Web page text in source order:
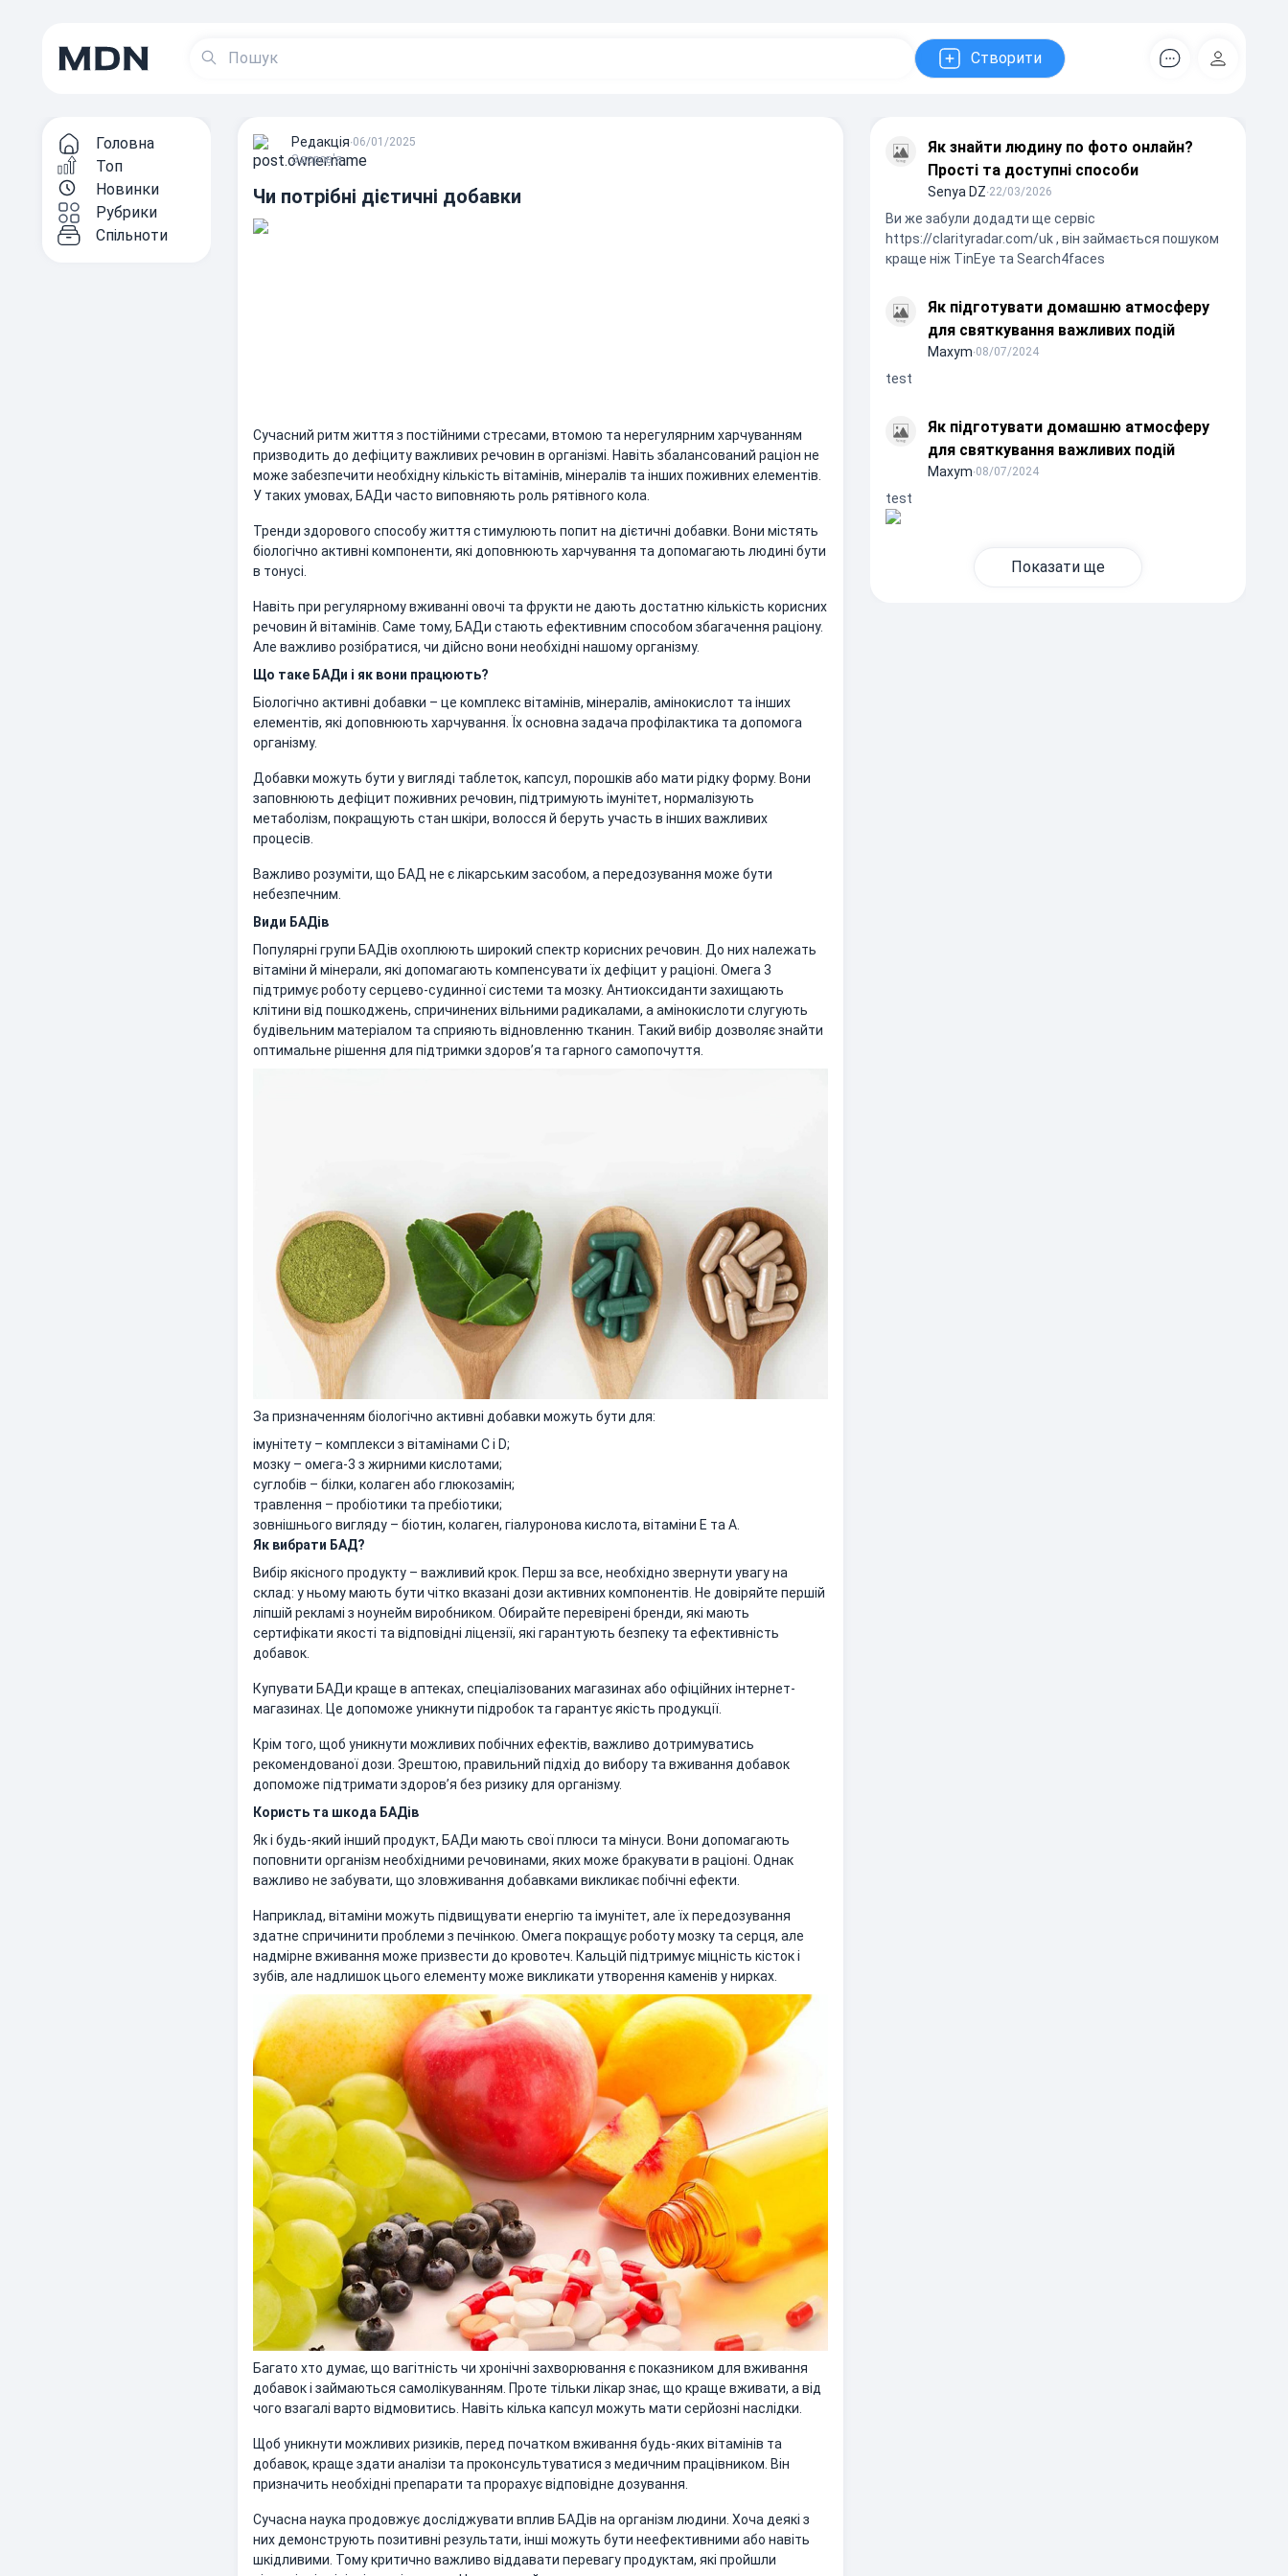
Створити
Коментарів
Головна
Топ
Новинки
Рубрики
Спільноти
Редакцiя∙06/01/2025
Здоров'я
Чи потрібні дієтичні добавки
Сучасний ритм життя з постійними стресами, втомою та нерегулярним харчуванням
призводить до дефіциту важливих речовин в організмі. Навіть збалансований раціон не
може забезпечити необхідну кількість вітамінів, мінералів та інших поживних елементів.
У таких умовах, БАДи часто виповняють роль рятівного кола.
Тренди здорового способу життя стимулюють попит на дієтичні добавки. Вони містять
біологічно активні компоненти, які доповнюють харчування та допомагають людині бути
в тонусі.
Навіть при регулярному вживанні овочі та фрукти не дають достатню кількість корисних
речовин й вітамінів. Саме тому, БАДи стають ефективним способом збагачення раціону.
Але важливо розібратися, чи дійсно вони необхідні нашому організму.
Що таке БАДи і як вони працюють?
Біологічно активні добавки – це комплекс вітамінів, мінералів, амінокислот та інших
елементів, які доповнюють харчування. Їх основна задача профілактика та допомога
організму.
Добавки можуть бути у вигляді таблеток, капсул, порошків або мати рідку форму. Вони
заповнюють дефіцит поживних речовин, підтримують імунітет, нормалізують
метаболізм, покращують стан шкіри, волосся й беруть участь в інших важливих
процесів.
Важливо розуміти, що БАД не є лікарським засобом, а передозування може бути
небезпечним.
Види БАДів
Популярні групи БАДів охоплюють широкий спектр корисних речовин. До них належать
вітаміни й мінерали, які допомагають компенсувати їх дефіцит у раціоні. Омега 3
підтримує роботу серцево-судинної системи та мозку. Антиоксиданти захищають
клітини від пошкоджень, спричинених вільними радикалами, а амінокислоти слугують
будівельним матеріалом та сприяють відновленню тканин. Такий вибір дозволяє знайти
оптимальне рішення для підтримки здоров’я та гарного самопочуття.
За призначенням біологічно активні добавки можуть бути для:
імунітету – комплекси з вітамінами C і D;
мозку – омега-3 з жирними кислотами;
суглобів – білки, колаген або глюкозамін;
травлення – пробіотики та пребіотики;
зовнішнього вигляду – біотин, колаген, гіалуронова кислота, вітаміни E та A.
Як вибрати БАД?
Вибір якісного продукту – важливий крок. Перш за все, необхідно звернути увагу на
склад: у ньому мають бути чітко вказані дози активних компонентів. Не довіряйте першій
ліпшій рекламі з ноунейм виробником. Обирайте перевірені бренди, які мають
сертифікати якості та відповідні ліцензії, які гарантують безпеку та ефективність
добавок.
Купувати БАДи краще в аптеках, спеціалізованих магазинах або офіційних інтернет-
магазинах. Це допоможе уникнути підробок та гарантує якість продукції.
Крім того, щоб уникнути можливих побічних ефектів, важливо дотримуватись
рекомендованої дози. Зрештою, правильний підхід до вибору та вживання добавок
допоможе підтримати здоров’я без ризику для організму.
Користь та шкода БАДів
Як і будь-який інший продукт, БАДи мають свої плюси та мінуси. Вони допомагають
поповнити організм необхідними речовинами, яких може бракувати в раціоні. Однак
важливо не забувати, що зловживання добавками викликає побічні ефекти.
Наприклад, вітаміни можуть підвищувати енергію та імунітет, але їх передозування
здатне спричинити проблеми з печінкою. Омега покращує роботу мозку та серця, але
надмірне вживання може призвести до кровотеч. Кальцій підтримує міцність кісток і
зубів, але надлишок цього елементу може викликати утворення каменів у нирках.
Багато хто думає, що вагітність чи хронічні захворювання є показником для вживання
добавок і займаються самолікуванням. Проте тільки лікар знає, що краще вживати, а від
чого взагалі варто відмовитись. Навіть кілька капсул можуть мати серйозні наслідки.
Щоб уникнути можливих ризиків, перед початком вживання будь-яких вітамінів та
добавок, краще здати аналізи та проконсультуватися з медичним працівником. Він
призначить необхідні препарати та прорахує відповідне дозування.
Сучасна наука продовжує досліджувати вплив БАДів на організм людини. Хоча деякі з
них демонструють позитивні результати, інші можуть бути неефективними або навіть
шкідливими. Тому критично важливо віддавати перевагу продуктам, які пройшли
Як знайти людину по фото онлайн?
Прості та доступні способи
Senya DZ∙22/03/2026
Ви же забули додадти ще сервіс
https://clarityradar.com/uk , він займається пошуком
краще ніж TinEye та Search4faces
Як підготувати домашню атмосферу
для святкування важливих подій
Maxym∙08/07/2024
test
Як підготувати домашню атмосферу
для святкування важливих подій
Maxym∙08/07/2024
test
Показати ще